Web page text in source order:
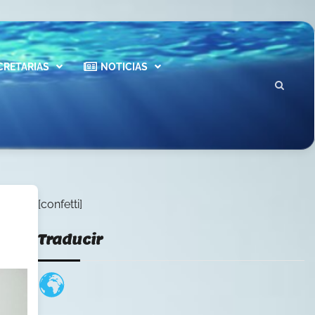
NOTICIAS
[confetti]
Traducir